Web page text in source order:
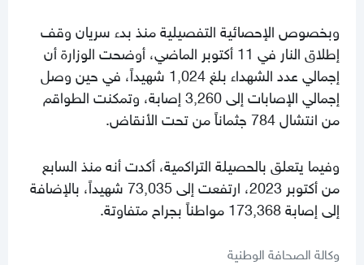
وبخصوص الإحصائية التفصيلية منذ بدء سريان وقف
إطلاق النار في 11 أكتوبر الماضي، أوضحت الوزارة أن
إجمالي عدد الشهداء بلغ 1,024 شهيداً، في حين وصل
إجمالي الإصابات إلى 3,260 إصابة، وتمكنت الطواقم
من انتشال 784 جثماناً من تحت الأنقاض.
وفيما يتعلق بالحصيلة التراكمية، أكدت أنه منذ السابع
من أكتوبر 2023، ارتفعت إلى 73,035 شهيداً، بالإضافة
إلى إصابة 173,368 مواطناً بجراح متفاوتة.
وكالة الصحافة الوطنية